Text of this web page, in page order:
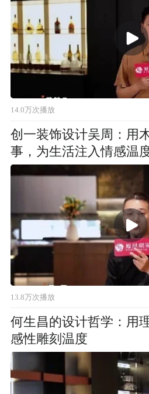
14.0万次播放
创一装饰设计吴周：用
事，为生活注入情感温
13.8万次播放
何生昌的设计哲学：用
感性雕刻温度